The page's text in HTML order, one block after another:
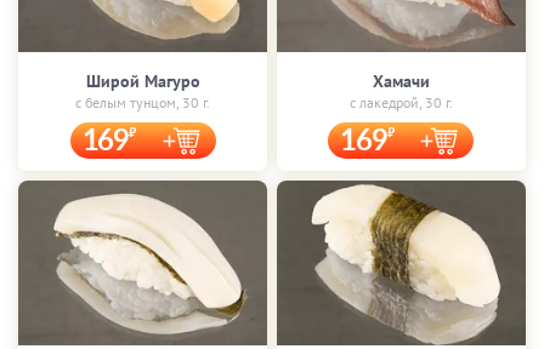
Широй Магуро
с белым тунцом, 30 г.
169
Хамачи
с лакедрой, 30 г.
169